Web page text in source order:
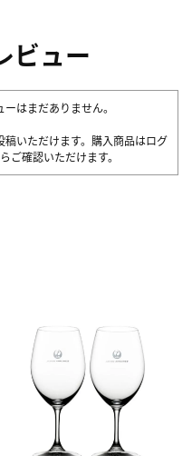
ビュー
はまだありません。
いただけます。購入商品はログ
ご確認いただけます。